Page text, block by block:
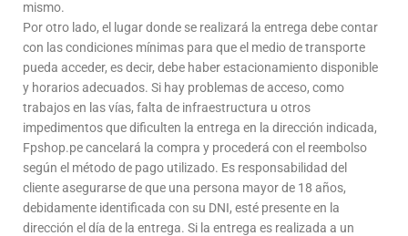
mismo.
Por otro lado, el lugar donde se realizará la entrega debe contar
con las condiciones mínimas para que el medio de transporte
pueda acceder, es decir, debe haber estacionamiento disponible
y horarios adecuados. Si hay problemas de acceso, como
trabajos en las vías, falta de infraestructura u otros
impedimentos que dificulten la entrega en la dirección indicada,
Fpshop.pe cancelará la compra y procederá con el reembolso
según el método de pago utilizado. Es responsabilidad del
cliente asegurarse de que una persona mayor de 18 años,
debidamente identificada con su DNI, esté presente en la
dirección el día de la entrega. Si la entrega es realizada a un